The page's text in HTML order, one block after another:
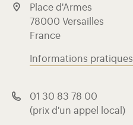
Place d'Armes
78000 Versailles
France
Informations pratiques
01 30 83 78 00
(prix d'un appel local)